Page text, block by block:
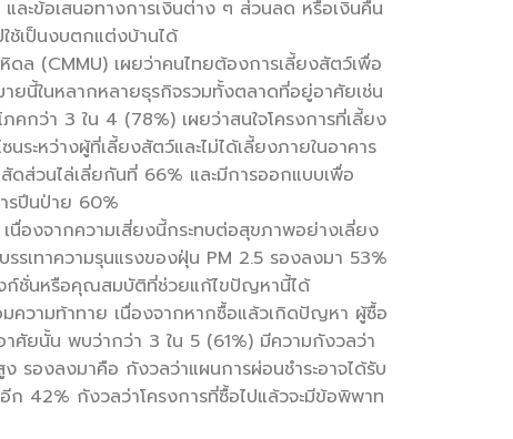
ะข้อเสนอทางการเงินต่าง ๆ ส่วนลด หรือเงินคืน
ช้เป็นงบตกแต่งบ้านได้
ล (CMMU) เผยว่าคนไทยต้องการเลี้ยงสัตว์เพื่อ
ยนี้ในหลากหลายธุรกิจรวมทั้งตลาดที่อยู่อาศัยเช่น
ว่า 3 ใน 4 (78%) เผยว่าสนใจโครงการที่เลี้ยง
ะหว่างผู้ที่เลี้ยงสัตว์และไม่ได้เลี้ยงภายในอาคาร
ดส่วนไล่เลี่ยกันที่ 66% และมีการออกแบบเพื่อ
รปีนป่าย 60%
องจากความเสี่ยงนี้กระทบต่อสุขภาพอย่างเลี่ยง
รเทาความรุนแรงของฝุ่น PM 2.5 รองลงมา 53%
ก์ชั่นหรือคุณสมบัติที่ช่วยแก้ไขปัญหานี้ได้
ความท้าทาย เนื่องจากหากซื้อแล้วเกิดปัญหา ผู้ซื้อ
ศัยนั้น พบว่ากว่า 3 ใน 5 (61%) มีความกังวลว่า
องลงมาคือ กังวลว่าแผนการผ่อนชำระอาจได้รับ
42% กังวลว่าโครงการที่ซื้อไปแล้วจะมีข้อพิพาท